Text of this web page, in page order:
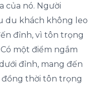
của nó. Người
du khách không leo
đỉnh, vì tôn trọng
một điểm ngắm
đỉnh, mang đến
thời tôn trọng